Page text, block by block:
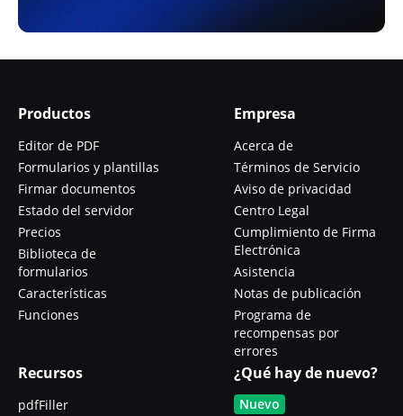
Productos
Editor de PDF
Formularios y plantillas
Firmar documentos
Estado del servidor
Precios
Biblioteca de
formularios
Características
Funciones
Empresa
Acerca de
Términos de Servicio
Aviso de privacidad
Centro Legal
Cumplimiento de Firma
Electrónica
Asistencia
Notas de publicación
Programa de
recompensas por
errores
Recursos
pdfFiller
¿Qué hay de nuevo?
Nuevo